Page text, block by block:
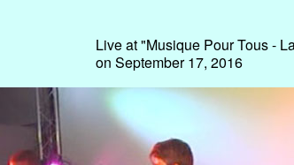
Live at "Musique Pour Tous -
on September 17, 2016